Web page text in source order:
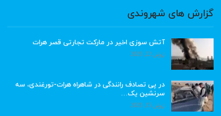
گزارش های شهروندی
آتش سوزی اخیر در مارکت تجارتی قصر هرات
ژوئن 22, 2023
در پی تصادف رانندگی در شاهراه هرات-تورغندی، سه
سرنشین یک…
ژوئن 15, 2023